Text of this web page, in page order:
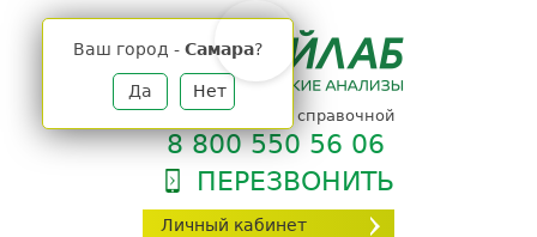
Личный кабинет
Ваш город - Самара?
Да Нет
телефон единой справочной
8 800 550 56 06
ПЕРЕЗВОНИТЬ